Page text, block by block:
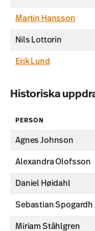
Martin Hansson
Nils Lottorin
Erik Lund
Historiska
PERSON
Agnes Johnson
Alexandra Olofsson
Daniel Høidahl
Sebastian Spogardh
Miriam Ståhlgren